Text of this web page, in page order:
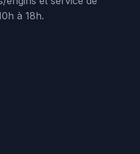
à 18h.